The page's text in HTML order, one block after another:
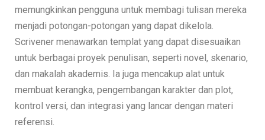
memungkinkan pengguna untuk membagi tulisan mereka
menjadi potongan-potongan yang dapat dikelola.
Scrivener menawarkan templat yang dapat disesuaikan
untuk berbagai proyek penulisan, seperti novel, skenario,
dan makalah akademis. Ia juga mencakup alat untuk
membuat kerangka, pengembangan karakter dan plot,
kontrol versi, dan integrasi yang lancar dengan materi
referensi.